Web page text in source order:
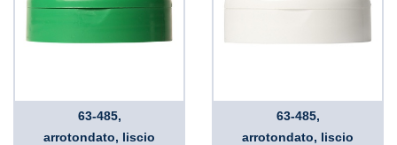
63-485,
arrotondato, liscio
63-485,
arrotondato, liscio